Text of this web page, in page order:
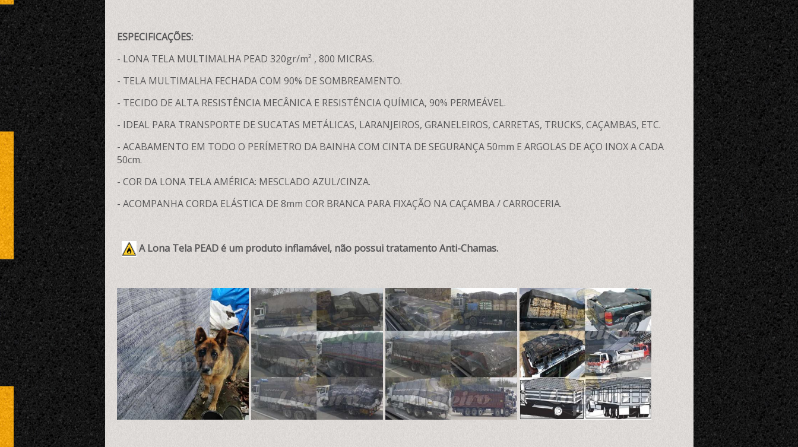
ESPECIFICAÇÕES:
- LONA TELA MULTIMALHA PEAD 320gr/m² , 800 MICRAS.
- TELA MULTIMALHA FECHADA COM 90% DE SOMBREAMENTO.
- TECIDO DE ALTA RESISTÊNCIA MECÂNICA E RESISTÊNCIA QUÍMICA, 90% PERMEÁVEL.
- IDEAL PARA TRANSPORTE DE SUCATAS METÁLICAS, LARANJEIROS, GRANELEIROS, CARRETAS, TRUCKS, CAÇAMBAS, ETC.
- ACABAMENTO EM TODO O PERÍMETRO DA BAINHA COM CINTA DE SEGURANÇA 50mm E ARGOLAS DE AÇO INOX A CADA
50cm.
- COR DA LONA TELA AMÉRICA: MESCLADO AZUL/CINZA.
- ACOMPANHA CORDA ELÁSTICA DE 8mm COR BRANCA PARA FIXAÇÃO NA CAÇAMBA / CARROCERIA.
A Lona Tela PEAD é um produto inflamável, não possui tratamento Anti-Chamas.